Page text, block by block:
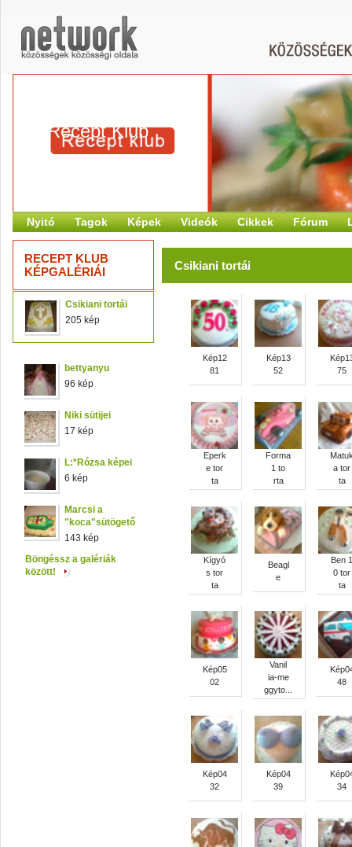
Recept Klub
Nyitó Tagok Képek Videók Cikkek Fórum
RECEPT KLUB
KÉPGALÉRIÁI
Csikiani tortái
205 kép
bettyanyu
96 kép
Niki sütijei
17 kép
L:*Rózsa képei
6 kép
Marcsi a
"koca"sütögető
143 kép
Böngéssz a galériák
között!
Csikiani tortái
Kép12
81
Kép13
52
75
Eperk
e tor
ta
Forma
1 to
rta
a tor
ta
Kígyó
s tor
ta
Beagl
e
Ben 1
0 tor
ta
Kép05
02
Vanil
ia-me
ggyto...
48
Kép04
32
Kép04
39
34